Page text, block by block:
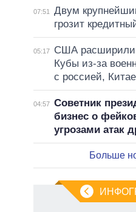
07:51 Двум
грозит
05:17
США расширили
Кубы из-за
с россией,
04:57 Советник
бизнес о
угрозами атак
Больше